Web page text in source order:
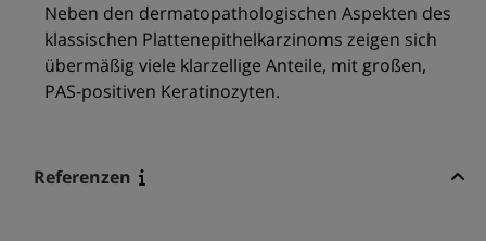
Neben den dermatopathologischen Aspekten des
klassischen Plattenepithelkarzinoms zeigen sich
übermäßig viele klarzellige Anteile, mit großen,
PAS-positiven Keratinozyten.
Referenzen